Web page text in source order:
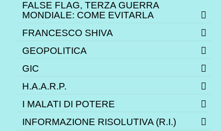
FALSE FLAG, TERZA GUERRA
MONDIALE: COME EVITARLA
FRANCESCO SHIVA
GEOPOLITICA
GIC
H.A.A.R.P.
I MALATI DI POTERE
INFORMAZIONE RISOLUTIVA (R.I.)